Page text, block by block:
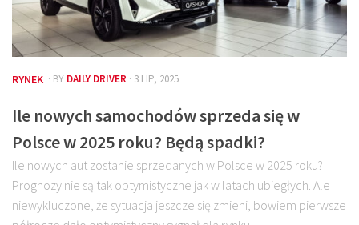
Galerie
RYNEK · BY DAILY DRIVER · 3 LIP, 2025
Ile nowych samochodów sprzeda się w
Polsce w 2025 roku? Będą spadki?
Ile nowych aut zostanie sprzedanych w Polsce w 2025 roku?
Prognozy nie są tak optymistyczne jak w latach ubiegłych. Ale
niewykluczone, że sytuacja jeszcze się zmieni, bowiem pierwsze